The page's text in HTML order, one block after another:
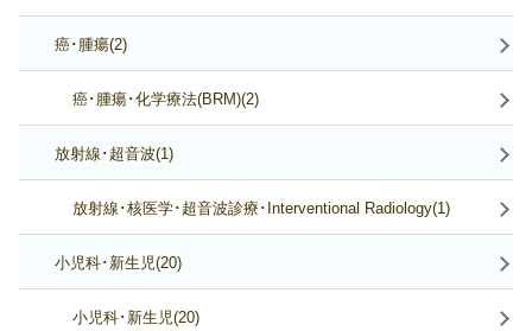
癌･腫瘍(2)
癌･腫瘍･化学療法(BRM)(2)
放射線･超音波(1)
放射線･核医学･超音波診療･Interventional Radiology(1)
小児科･新生児(20)
小児科･新生児(20)